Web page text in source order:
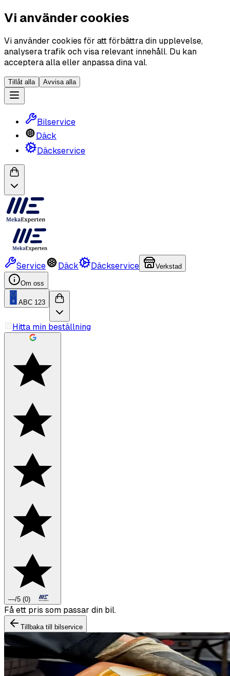
Vi använder cookies
Vi använder cookies för att förbättra din upplevelse,
analysera trafik och visa relevant innehåll. Du kan
acceptera alla eller anpassa dina val.
Tillåt alla Avvisa alla
Bilservice
Däck
Däckservice
Service Däck Däckservice Verkstad
Om oss
ABC 123
Hitta min beställning
—/5 (0)
Boka däckbyte eller montering inför vintern.
Tillbaka till bilservice